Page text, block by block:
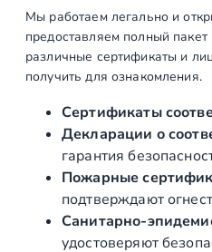
з
с
т
о
Мы работаем легально и
предоставляем полный
различные сертификаты и
получить для ознакомления.
Сертификаты
Декларации о
гарантия
Пожарные
подтверждают
удостоверяют